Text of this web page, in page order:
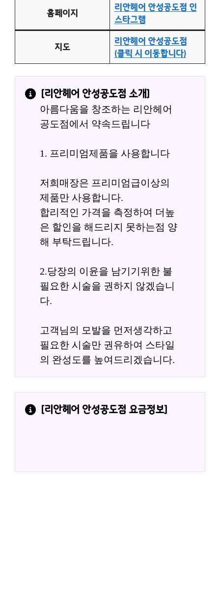
홈페이지
리안헤어 안성공도점 인
스타그램
지도
리안헤어 안성공도점
(클릭 시 이동합니다)
[리안헤어 안성공도점 소개]
아름다움을 창조하는 리안헤어
공도점에서 약속드립니다
1. 프리미엄제품을 사용합니다
저희매장은 프리미엄급이상의
제품만 사용합니다.
합리적인 가격을 측정하여 더높
은 할인을 해드리지 못하는점 양
해 부탁드립니다.
2.당장의 이윤을 남기기위한 불
필요한 시술을 권하지 않겠습니
다.
고객님의 모발을 먼저생각하고
필요한 시술만 권유하여 스타일
의 완성도를 높여드리겠습니다.
[리안헤어 안성공도점 요금정보]